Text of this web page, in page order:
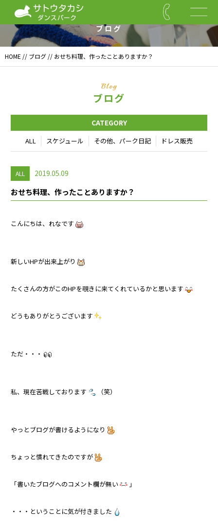
ブログ
HOME // ブログ // おせち料理、作ったことありますか？
Blog
ブログ
CATEGORY
ALL スケジュール その他、パーク日記 ドレス販売
ALL 2019.05.09
おせち料理、作ったことありますか？
こんにちは、れなです
新しいHPが出来上がり
たくさんの方がこのHPを覗きに来てくれているかと思います
どうもありがとうございます
ただ・・・
私、現在苦戦しております （笑）
やっとブログが書けるようになり
ちょっと慣れてきたのですが
「書いたブログへのコメント欄が無い 」
・・・ということに気が付きました